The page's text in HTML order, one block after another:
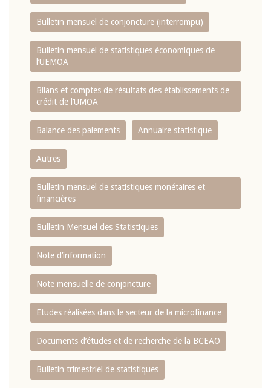
Bulletin mensuel de conjoncture (interrompu)
Bulletin mensuel de statistiques économiques de
l‘UEMOA
Bilans et comptes de résultats des établissements de
crédit de l‘UMOA
Balance des paiements Annuaire statistique
Autres
Bulletin mensuel de statistiques monétaires et
financières
Bulletin Mensuel des Statistiques
Note d’information
Note mensuelle de conjoncture
Etudes réalisées dans le secteur de la microfinance
Documents d’études et de recherche de la BCEAO
Bulletin trimestriel de statistiques